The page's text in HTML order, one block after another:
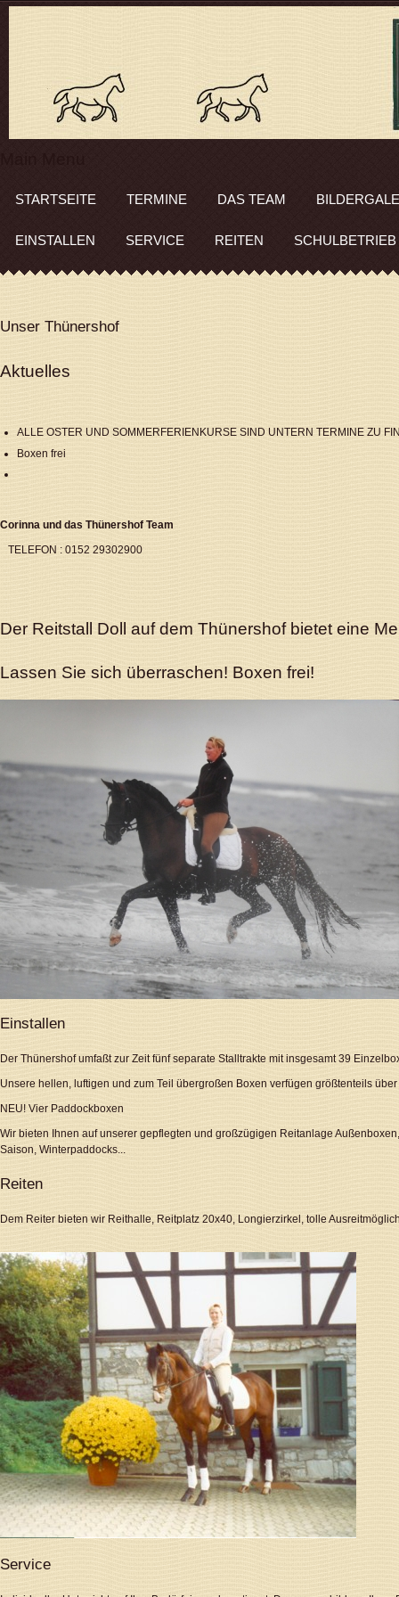
STARTSEITE TERMINE DAS TEAM
EINSTALLEN SERVICE REITEN SCHULBETRIEB
Unser Thünershof
Aktuelles
ALLE OSTER UND SOMMERFERIENKURSE SIND UNTERN TERMINE ZU
Boxen frei
Corinna und das Thünershof Team
TELEFON : 0152 29302900
Der Reitstall Doll auf dem Thünershof bietet eine
Lassen Sie sich überraschen! Boxen frei!
Einstallen
Der Thünershof umfaßt zur Zeit fünf separate Stalltrakte mit insgesamt 39
Unsere hellen, luftigen und zum Teil übergroßen Boxen verfügen größtenteils
NEU! Vier Paddockboxen
Wir bieten Ihnen auf unserer gepflegten und großzügigen Reitanlage
Saison, Winterpaddocks...
Reiten
Dem Reiter bieten wir Reithalle, Reitplatz 20x40, Longierzirkel, tolle
Service